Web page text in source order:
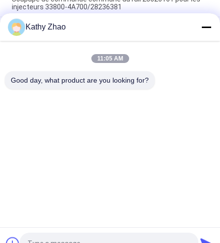
injecteurs 33800-4A700/28236381
Ventilateur de commande Delphi en acier à grande vitesse à
revêtement noir modèle 28362727 pour injecteurs à rail
commun
Valve de contrôle d'injecteur à rampe commune 28653428
D'injecteur Denso
Kathy Zhao
11:05 AM
Good day, what product are you looking for?